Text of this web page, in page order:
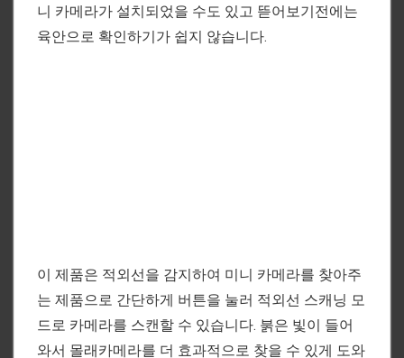
니 카메라가 설치되었을 수도 있고 뜯어보기전에는
육안으로 확인하기가 쉽지 않습니다.
이 제품은 적외선을 감지하여 미니 카메라를 찾아주
는 제품으로 간단하게 버튼을 눌러 적외선 스캐닝 모
드로 카메라를 스캔할 수 있습니다. 붉은 빛이 들어
와서 몰래카메라를 더 효과적으로 찾을 수 있게 도와